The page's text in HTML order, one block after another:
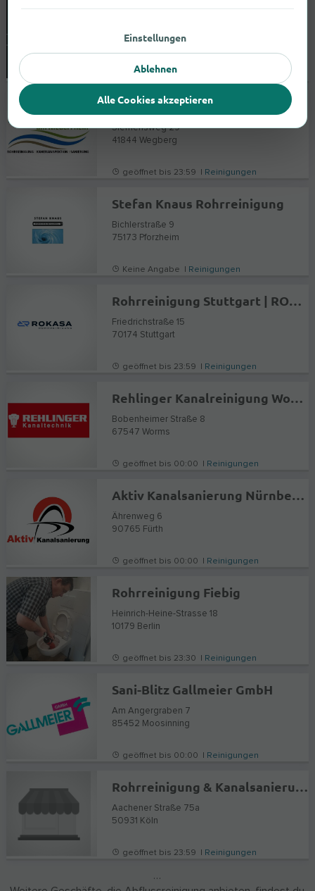
Lutti`s Rohrreinigungsservice
86399 Bobingen
geöffnet bis 00:00 |
Siemensweg 29
41844 Wegberg
geöffnet bis 23:59 | Reinigungen
Stefan Knaus Rohrreinigung
Bichlerstraße 9
75173 Pforzheim
Keine Angabe | Reinigungen
Rohrreinigung Stuttgart | ROKASA
Friedrichstraße 15
70174 Stuttgart
geöffnet bis 23:59 | Reinigungen
Rehlinger Kanalreinigung Worms GmbH
Bobenheimer Straße 8
67547 Worms
geöffnet bis 00:00 | Reinigungen
Aktiv Kanalsanierung Nürnberg Fürth Erlangen
Ährenweg 6
90765 Fürth
geöffnet bis 00:00 | Reinigungen
Rohrreinigung Fiebig
Heinrich-Heine-Strasse 18
10179 Berlin
geöffnet bis 23:30 | Reinigungen
Sani-Blitz Gallmeier GmbH
Am Angergraben 7
85452 Moosinning
geöffnet bis 00:00 | Reinigungen
Rohrreinigung & Kanalsanierung ATN Köln
Aachener Straße 75a
50931 Köln
geöffnet bis 23:59 | Reinigungen
…
Einstellungen
Ablehnen
Alle Cookies akzeptieren